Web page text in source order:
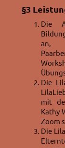
§3
Die
an,
Die
mit
Kathy
Zoom
Die